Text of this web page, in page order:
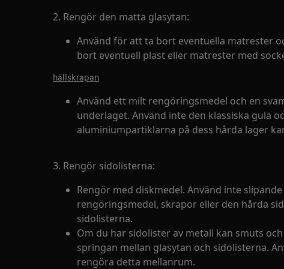
2. Rengör den matta glasytan:
Använd för att ta bort eventuella matrester
bort eventuell plast eller matrester med
hällskrapan
Använd ett milt rengöringsmedel och en
underlaget. Använd inte den klassiska gula
aluminiumpartiklarna på dess hårda lager
3. Rengör sidolisterna:
Rengör med diskmedel. Använd inte
rengöringsmedel, skrapor eller den hårda
sidolisterna.
Om du har sidolister av metall kan smuts
springan mellan glasytan och sidolisterna.
rengöra detta mellanrum.